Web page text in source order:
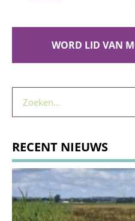
WORD LID VAN
RECENT NIEUWS